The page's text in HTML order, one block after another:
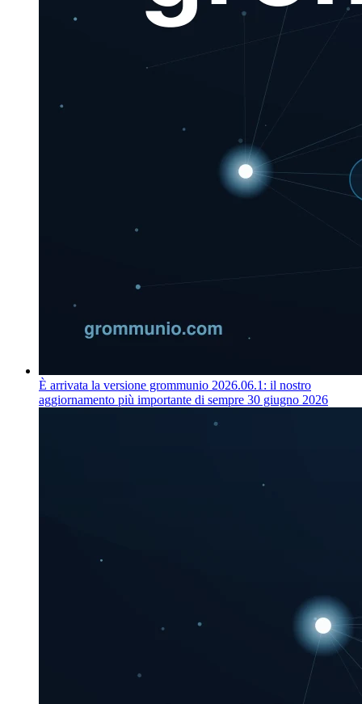
È arrivata la versione grommunio 2026.06.1: il nostro
aggiornamento più importante di sempre 30 giugno 2026